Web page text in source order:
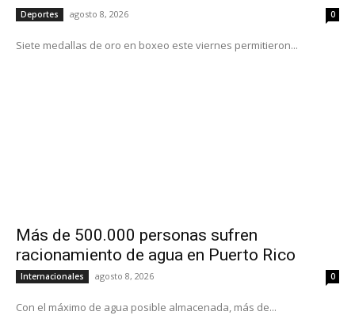
Deportes agosto 8, 2026 0
Siete medallas de oro en boxeo este viernes permitieron...
Más de 500.000 personas sufren
racionamiento de agua en Puerto Rico
Internacionales agosto 8, 2026 0
Con el máximo de agua posible almacenada, más de...